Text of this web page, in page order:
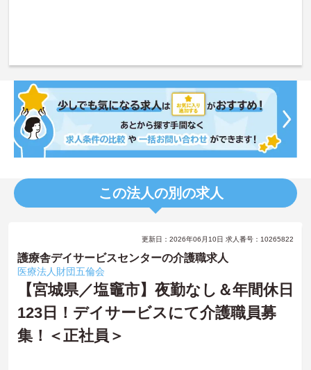
この法人の別の求人
更新日：2026年06月10日 求人番号：10265822
護療舎デイサービスセンターの介護職求人
医療法人財団五倫会
【宮城県／塩竈市】夜勤なし＆年間休日
123日！デイサービスにて介護職員募
集！＜正社員＞